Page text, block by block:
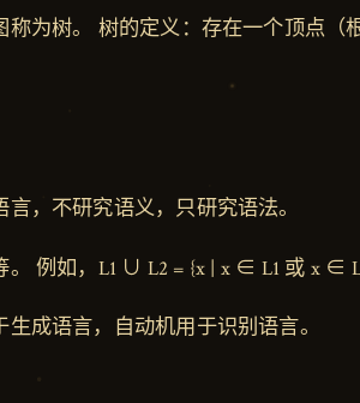
为树。 树的定义：存在一个顶点（
，不研究语义，只研究语法。
例如，L1 ∪ L2 = {x | x ∈ L1 或 x ∈
生成语言，自动机用于识别语言。